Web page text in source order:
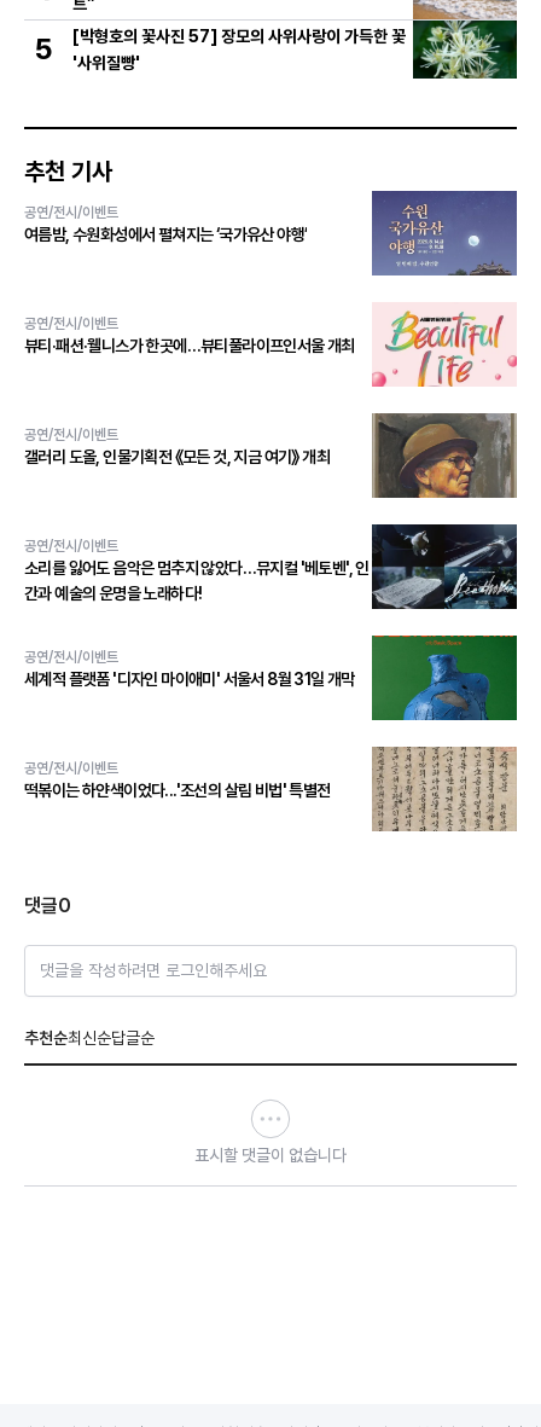
트”
5
[박형호의 꽃사진 57] 장모의 사위사랑이 가득한 꽃
'사위질빵'
추천 기사
공연/전시/이벤트
여름밤, 수원화성에서 펼쳐지는 ‘국가유산 야행’
공연/전시/이벤트
뷰티·패션·웰니스가 한곳에…뷰티풀라이프인서울 개최
공연/전시/이벤트
갤러리 도올, 인물기획전 《모든 것, 지금 여기》 개최
공연/전시/이벤트
소리를 잃어도 음악은 멈추지 않았다…뮤지컬 '베토벤', 인
간과 예술의 운명을 노래하다!
공연/전시/이벤트
세계적 플랫폼 '디자인 마이애미' 서울서 8월 31일 개막
공연/전시/이벤트
떡볶이는 하얀색이었다...'조선의 살림 비법' 특별전
댓글0
댓글을 작성하려면 로그인해주세요
추천순최신순답글순
표시할 댓글이 없습니다